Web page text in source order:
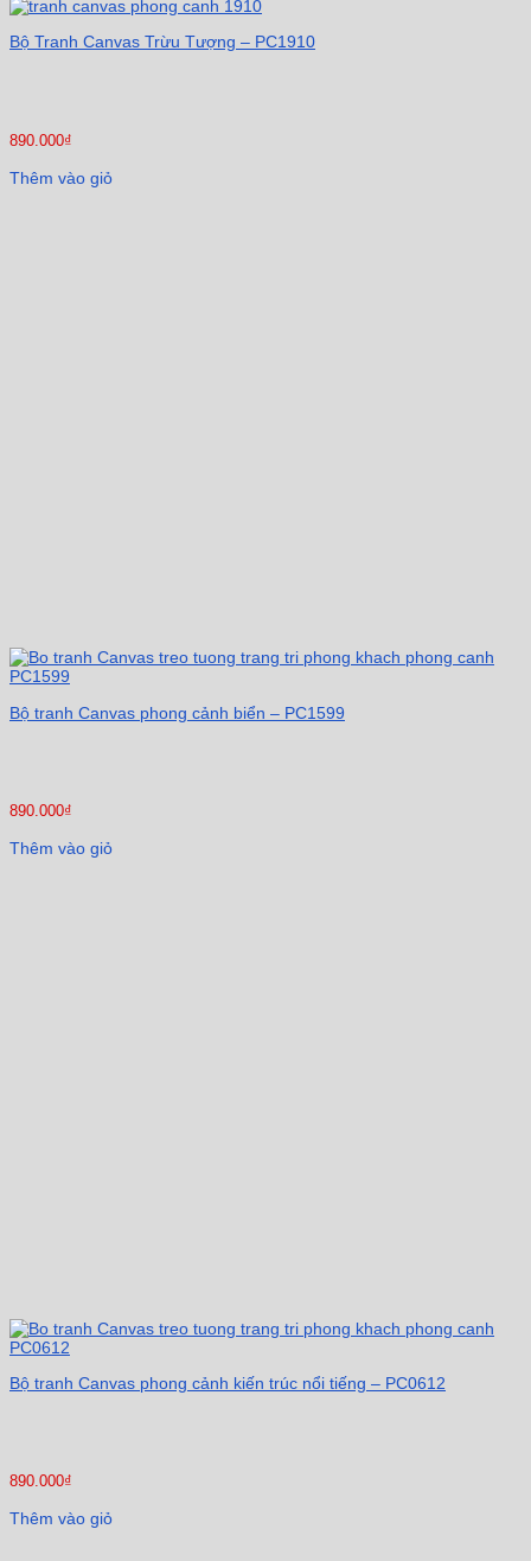
Bộ Tranh Canvas Trừu Tượng – PC1910
890.000₫
Thêm vào giỏ
Bộ tranh Canvas phong cảnh biển – PC1599
890.000₫
Thêm vào giỏ
Bộ tranh Canvas phong cảnh kiến trúc nổi tiếng – PC0612
890.000₫
Thêm vào giỏ